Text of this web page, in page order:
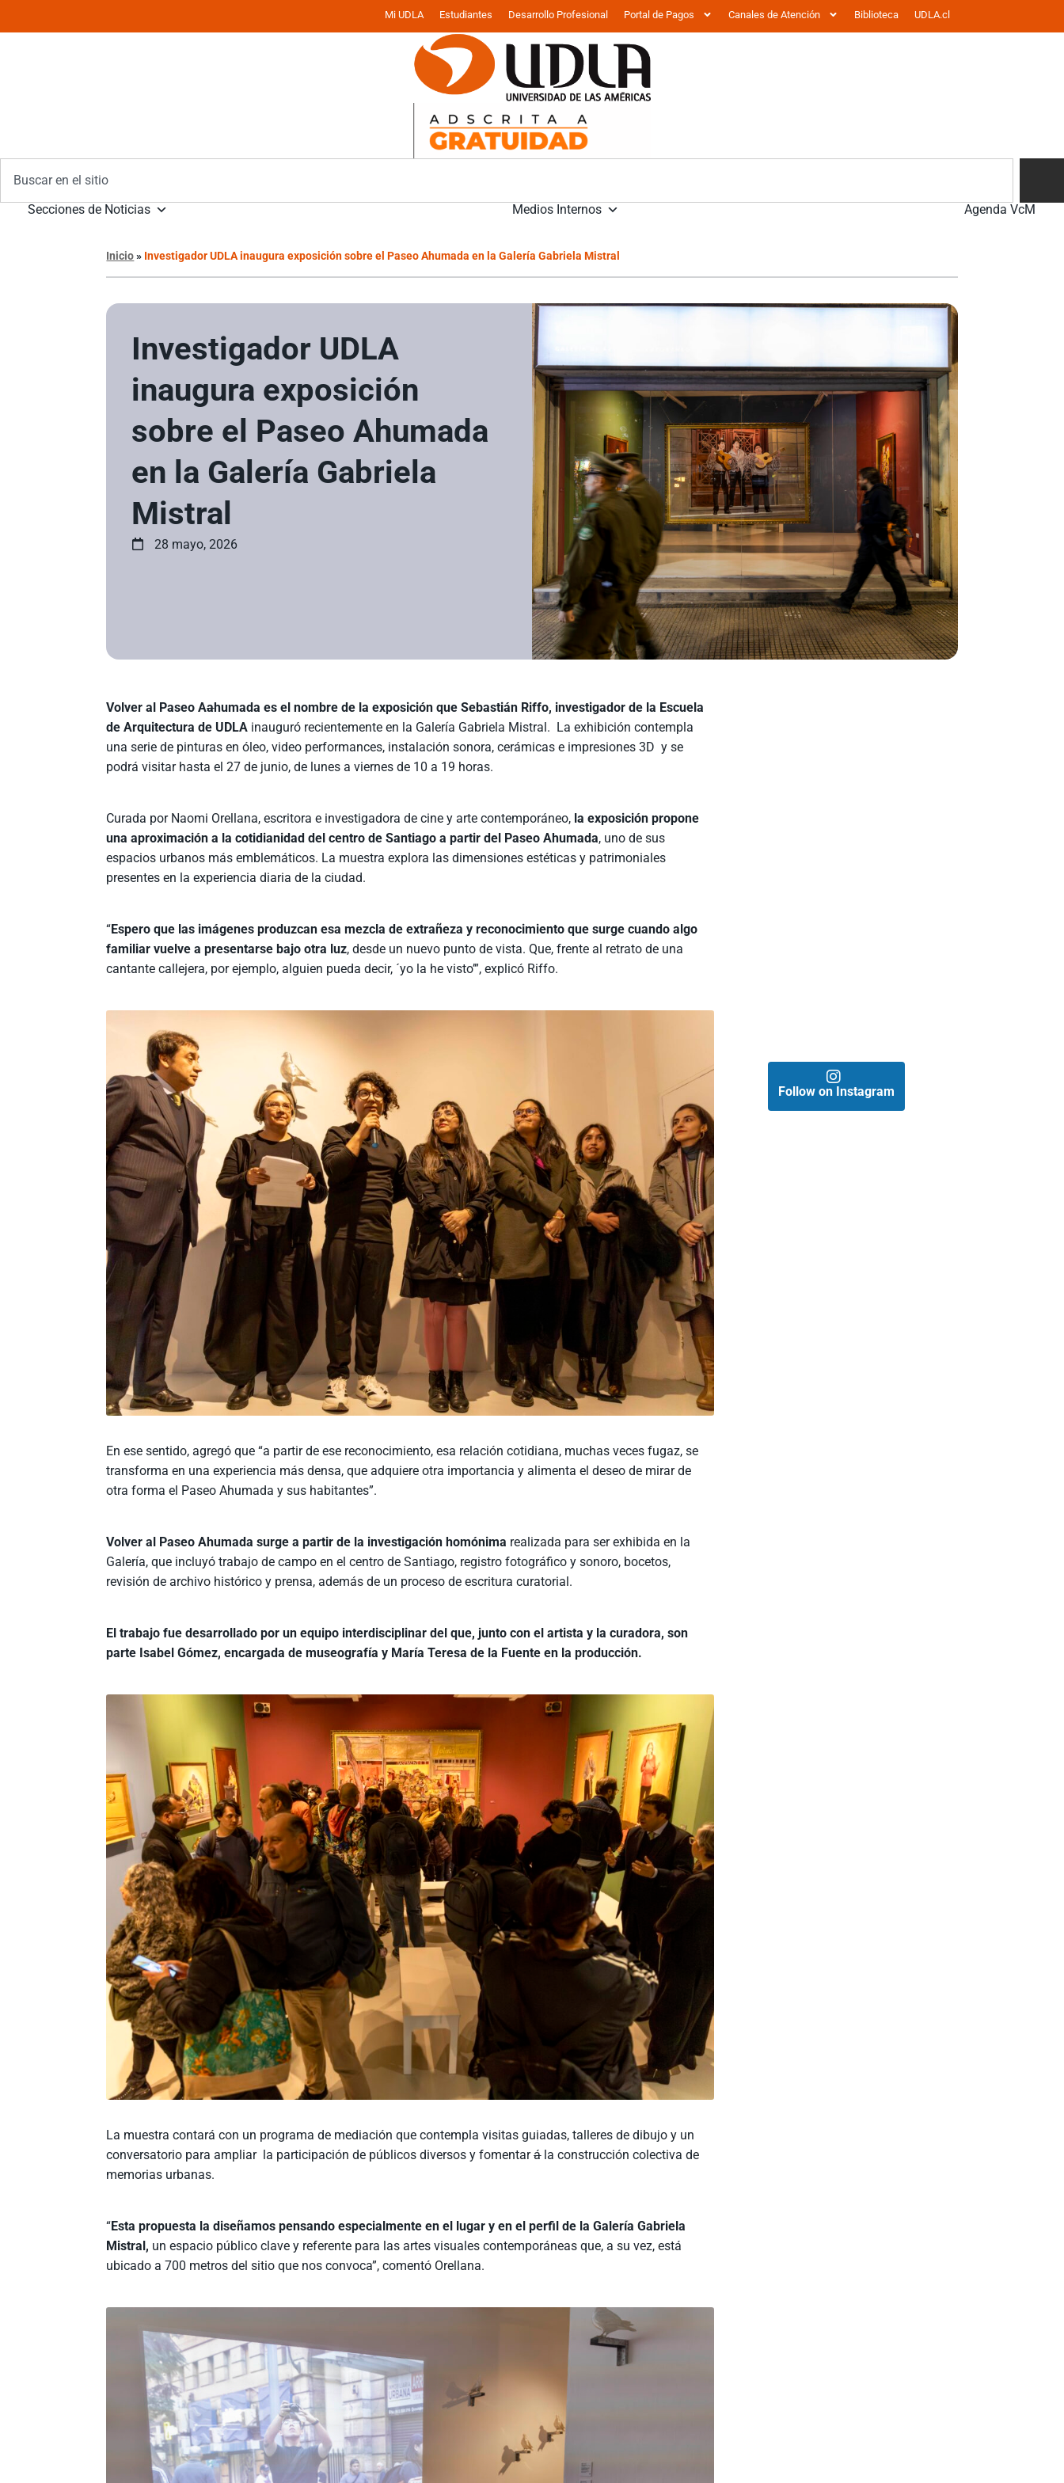
Mi UDLA Estudiantes Desarrollo Profesional Portal de Pagos Canales de Atención Biblioteca UDLA.cl
Secciones de Noticias Medios Internos Agenda VcM
Inicio» Investigador UDLA inaugura exposición sobre el Paseo Ahumada en la Galería Gabriela Mistral
Investigador UDLA
inaugura exposición
sobre el Paseo Ahumada
en la Galería Gabriela
Mistral
28 mayo, 2026
Volver al PaseoAahumada es el nombre de la exposición que Sebastián Riffo, investigador de la Escuela
de Arquitectura de UDLA inauguró recientemente en la Galería Gabriela Mistral. La exhibición contempla
una serie de pinturas en óleo, video performances, instalación sonora, cerámicas e impresiones 3D y se
podrá visitar hasta el 27 de junio, de lunes a viernes de 10 a 19 horas.
Curada por Naomi Orellana, escritora e investigadora de cine y arte contemporáneo, la exposición propone
una aproximación a la cotidianidad del centro de Santiago a partir del Paseo Ahumada, uno de sus
espacios urbanos más emblemáticos. La muestra explora las dimensiones estéticas y patrimoniales
presentes en la experiencia diaria de la ciudad.
“Espero que las imágenes produzcan esa mezcla de extrañeza y reconocimiento que surge cuando algo
familiar vuelve a presentarse bajo otra luz, desde un nuevo punto de vista. Que, frente al retrato de una
cantante callejera, por ejemplo, alguien pueda decir, ´yo la he visto’”, explicó Riffo.
En ese sentido, agregó que “a partir de ese reconocimiento, esa relación cotidiana, muchas veces fugaz, se
transforma en una experiencia más densa, que adquiere otra importancia y alimenta el deseo de mirar de
otra forma el Paseo Ahumada y sus habitantes”.
Volver al Paseo Ahumada surge a partir de la investigación homónima realizada para ser exhibida en la
Galería, que incluyó trabajo de campo en el centro de Santiago, registro fotográfico y sonoro, bocetos,
revisión de archivo histórico y prensa, además de un proceso de escritura curatorial.
El trabajo fue desarrollado por un equipo interdisciplinar del que, junto con el artista y la curadora, son
parte Isabel Gómez, encargada de museografía y María Teresa de la Fuente en la producción.
La muestra contará con un programa de mediación que contempla visitas guiadas, talleres de dibujo y un
conversatorio para ampliar la participación de públicos diversos y fomentar ála construcción colectiva de
memorias urbanas.
“Esta propuesta la diseñamos pensando especialmente en el lugar y en el perfil de la Galería Gabriela
Mistral, un espacio público clave y referente para las artes visuales contemporáneas que, a su vez, está
ubicado a 700 metros del sitio que nos convoca”, comentó Orellana.
Follow on Instagram